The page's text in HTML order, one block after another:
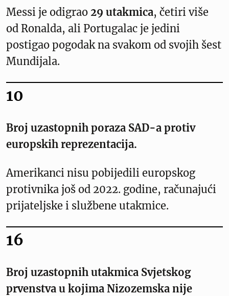
Messi je odigrao 29 utakmica, četiri više
od Ronalda, ali Portugalac je jedini
postigao pogodak na svakom od svojih šest
Mundijala.
10
Broj uzastopnih poraza SAD-a protiv
europskih reprezentacija.
Amerikanci nisu pobijedili europskog
protivnika još od 2022. godine, računajući
prijateljske i službene utakmice.
16
Broj uzastopnih utakmica Svjetskog
prvenstva u kojima Nizozemska nije